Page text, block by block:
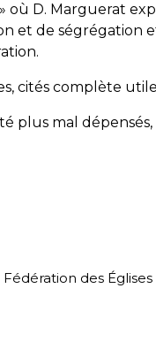
où D. Marguerat
et de ségrégation
cités complète
plus mal
des